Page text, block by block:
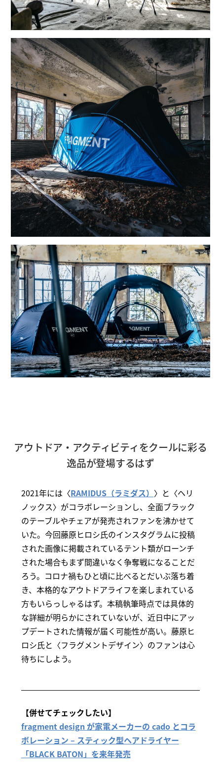
アウトドア・アクティビティをクールに彩る
逸品が登場するはず
2021年には〈RAMIDUS（ラミダス） 〉と〈ヘリ
ノックス〉がコラボレーションし、全面ブラック
のテーブルやチェアが発売されファンを沸かせて
いた。今回藤原ヒロシ氏のインスタグラムに投稿
された画像に掲載されているテント類がローンチ
された場合もまず間違いなく争奪戦になることだ
ろう。コロナ禍もひと頃に比べるとだいぶ落ち着
き、本格的なアウトドアライフを楽しまれている
方もいらっしゃるはず。本稿執筆時点では具体的
な詳細が明らかにされていないが、近日中にアッ
プデートされた情報が届く可能性が高い。藤原ヒ
ロシ氏と〈フラグメントデザイン〉のファンは心
待ちにしよう。
【併せてチェックしたい】
fragment design が家電メーカーの cado とコラ
ボレーション – スティック型ヘアドライヤー
「BLACK BATON」を来年発売